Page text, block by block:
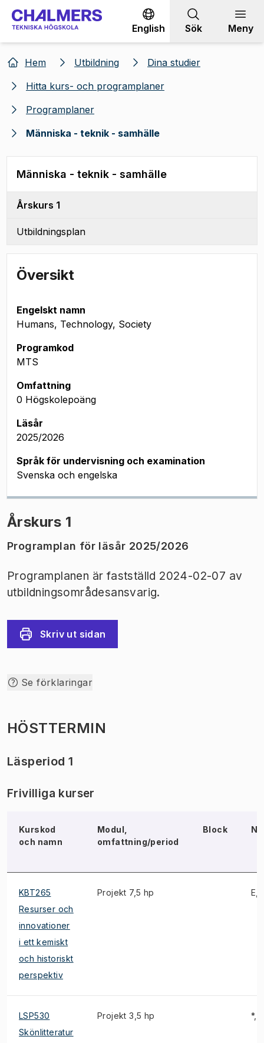
Gå till innehållet
English Sök Meny
Hem Utbildning
Dina studier
Hitta kurs- och programplaner
Programplaner
Människa - teknik - samhälle
Människa - teknik - samhälle
Årskurs 1
Utbildningsplan
Översikt
Engelskt namn
Humans, Technology, Society
Programkod
MTS
Omfattning
0 Högskolepoäng
Läsår
2025/2026
Språk för undervisning och examination
Svenska och engelska
Årskurs 1
Programplan för läsår 2025/2026
Programplanen är fastställd 2024-02-07 av
utbildningsområdesansvarig.
Skriv ut sidan
Se förklaringar
HÖSTTERMIN
Läsperiod 1
Frivilliga kurser
Kurskod
och namn
Modul,
omfattning/period
Block
KBT265
Resurser och
innovationer
i ett kemiskt
och historiskt
perspektiv
Projekt 7,5 hp E,
LSP530
Skönlitteratur
Projekt 3,5 hp *,